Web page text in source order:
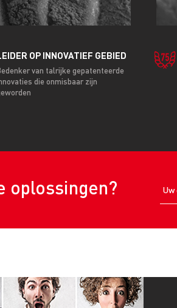
OP INNOVATIEF GEBIED
van talrijke gepatenteerde
die onmisbaar zijn
oplossingen?